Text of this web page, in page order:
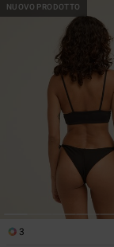
NUOVO PRODOTTO
3